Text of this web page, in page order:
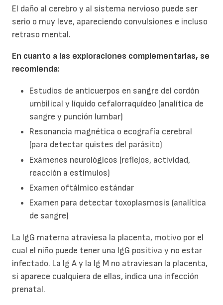
El daño al cerebro y al sistema nervioso puede ser
serio o muy leve, apareciendo convulsiones e incluso
retraso mental.
En cuanto a las exploraciones complementarias, se
recomienda:
Estudios de anticuerpos en sangre del cordón
umbilical y líquido cefalorraquídeo (analítica de
sangre y punción lumbar)
Resonancia magnética o ecografía cerebral
(para detectar quistes del parásito)
Exámenes neurológicos (reflejos, actividad,
reacción a estímulos)
Examen oftálmico estándar
Examen para detectar toxoplasmosis (analítica
de sangre)
La IgG materna atraviesa la placenta, motivo por el
cual el niño puede tener una IgG positiva y no estar
infectado. La Ig A y la Ig M no atraviesan la placenta,
si aparece cualquiera de ellas, indica una infección
prenatal.